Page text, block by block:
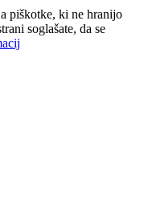
piškotke, ki ne hranijo
soglašate, da se